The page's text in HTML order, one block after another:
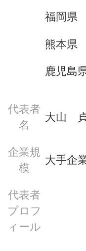
福岡県
熊本県
鹿児島
代表者
名
大山　
企業規
模
大手企
代表者
プロフ
ィール